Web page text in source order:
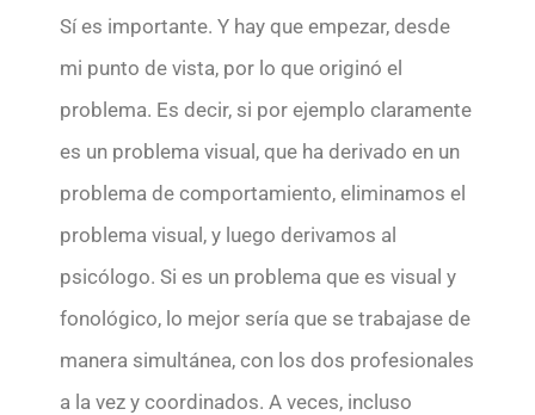
Sí es importante. Y hay que empezar, desde
mi punto de vista, por lo que originó el
problema. Es decir, si por ejemplo claramente
es un problema visual, que ha derivado en un
problema de comportamiento, eliminamos el
problema visual, y luego derivamos al
psicólogo. Si es un problema que es visual y
fonológico, lo mejor sería que se trabajase de
manera simultánea, con los dos profesionales
a la vez y coordinados. A veces, incluso